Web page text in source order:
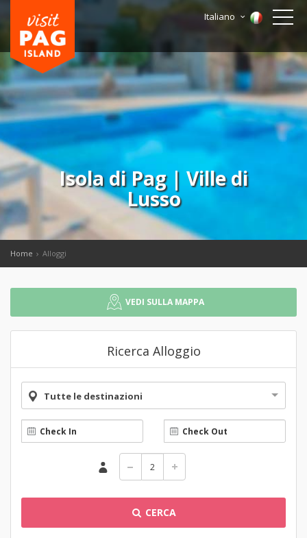
Italiano
Isola di Pag | Ville di
Lusso
Home Alloggi
VEDI SULLA MAPPA
Ricerca Alloggio
Tutte le destinazioni
CERCA